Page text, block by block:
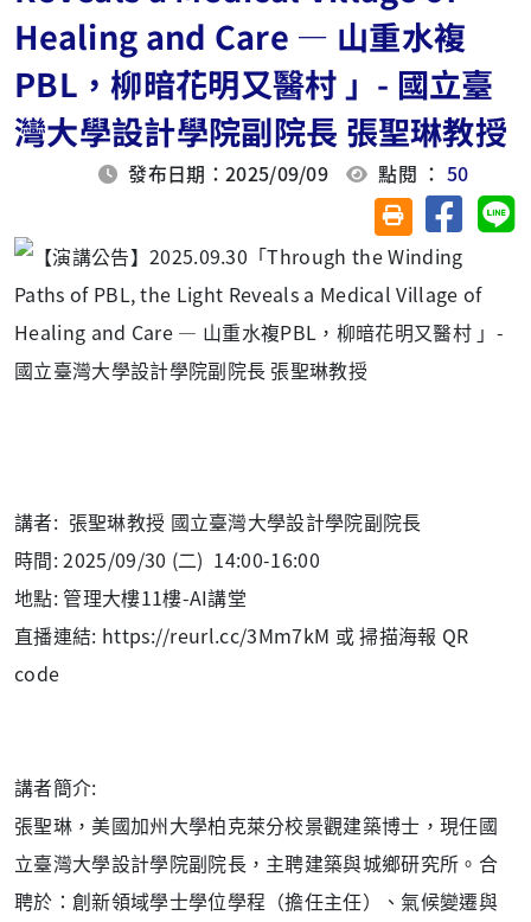
Healing and Care — 山重水複
PBL，柳暗花明又醫村 」- 國立臺
灣大學設計學院副院長 張聖琳教授
發布日期：2025/09/09 點閱 ：50
友善列印(另開視
分享至
講者: 張聖琳教授 國立臺灣大學設計學院副院長
時間: 2025/09/30 (二) 14:00-16:00
地點: 管理大樓11樓-AI講堂
直播連結: https://reurl.cc/3Mm7kM 或 掃描海報 QR
code
講者簡介:
張聖琳，美國加州大學柏克萊分校景觀建築博士，現任國
立臺灣大學設計學院副院長，主聘建築與城鄉研究所。合
聘於：創新領域學士學位學程（擔任主任）、氣候變遷與